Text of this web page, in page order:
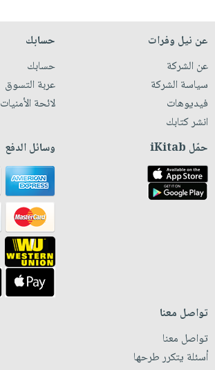
عن نيل وفرات
عن الشركة
سياسة الشركة
فيديوهات
انشر كتابك
حسابك
حسابك
عربة التسوق
لائحة الأمنيات
حمّل iKitab وسائل الدفع
تواصل معنا
تواصل معنا
أسئلة يتكرر طرحها